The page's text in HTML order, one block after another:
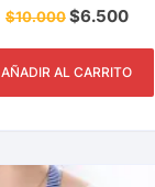
$10.000$6.500
AÑADIR AL CARRITO